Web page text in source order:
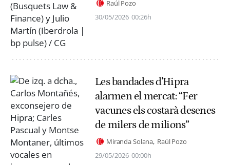
Raúl Pozo
30/05/2026 00:26h
Les bandades d'Hipra
alarmen el mercat: “Fer
vacunes els costarà desenes
de milers de milions”
Miranda Solana Raúl Pozo
29/05/2026 00:00h